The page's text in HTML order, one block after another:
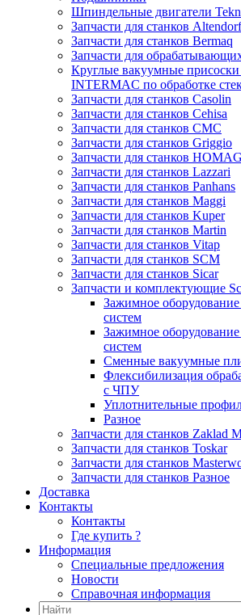
Шпиндельные двигатели
Запчасти для станков Altendorf
Запчасти для станков Bermaq
Запчасти для
Круглые вакуумные присоски
INTERMAC по обработке
Запчасти для станков Casolin
Запчасти для станков Cehisa
Запчасти для станков CMC
Запчасти для станков Griggio
Запчасти для станков
Запчасти для станков Lazzari
Запчасти для станков Panhans
Запчасти для станков Maggi
Запчасти для станков Kuper
Запчасти для станков Martin
Запчасти для станков Vitap
Запчасти для станков SCM
Запчасти для станков Sicar
Запчасти и комплектующие
Зажимное
систем
Зажимное
систем
Сменные вакуумные
Флексибилизация
с ЧПУ
Уплотнительные
Разное
Запчасти для станков Zaklad
Запчасти для станков Toskar
Запчасти для станков
Запчасти для станков Разное
Доставка
Контакты
Контакты
Где купить ?
Информация
Специальные предложения
Новости
Справочная информация